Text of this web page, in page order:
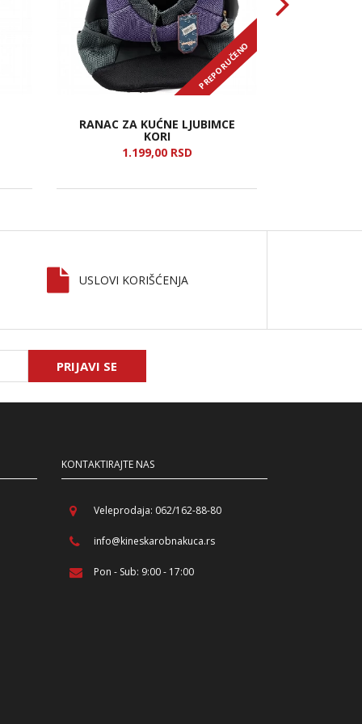
PREPORUČENO
RANAC ZA KUĆNE LJUBIMCE
KORI
1.199,00 RSD
USLOVI KORIŠĆENJA
PRIJAVI SE
KONTAKTIRAJTE NAS
Veleprodaja: 062/162-88-80
info@kineskarobnakuca.rs
Pon - Sub: 9:00 - 17:00